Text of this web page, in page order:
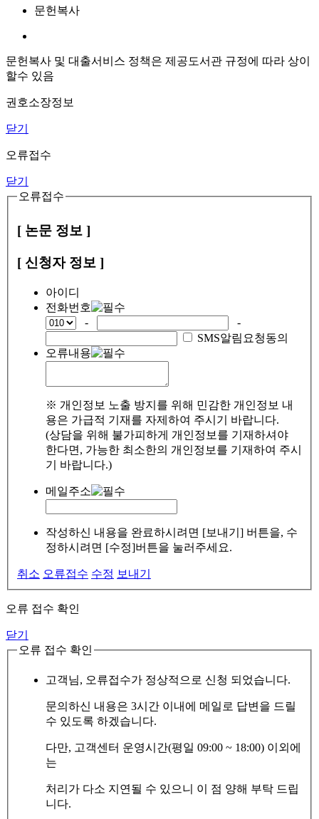
문헌복사
문헌복사 및 대출서비스 정책은 제공도서관 규정에 따라 상이
할수 있음
권호소장정보
닫기
오류접수
닫기
오류접수
[ 논문 정보 ]
[ 신청자 정보 ]
아이디
전화번호
-
-
SMS알림요청동의
오류내용
※ 개인정보 노출 방지를 위해 민감한 개인정보 내
용은 가급적 기재를 자제하여 주시기 바랍니다.
(상담을 위해 불가피하게 개인정보를 기재하셔야
한다면, 가능한 최소한의 개인정보를 기재하여 주시
기 바랍니다.)
메일주소
작성하신 내용을 완료하시려면 [보내기] 버튼을, 수
정하시려면 [수정]버튼을 눌러주세요.
취소 오류접수 수정 보내기
오류 접수 확인
닫기
오류 접수 확인
고객님, 오류접수가 정상적으로 신청 되었습니다.
문의하신 내용은 3시간 이내에 메일로 답변을 드릴
수 있도록 하겠습니다.
다만, 고객센터 운영시간(평일 09:00 ~ 18:00) 이외에
는
처리가 다소 지연될 수 있으니 이 점 양해 부탁 드립
니다.